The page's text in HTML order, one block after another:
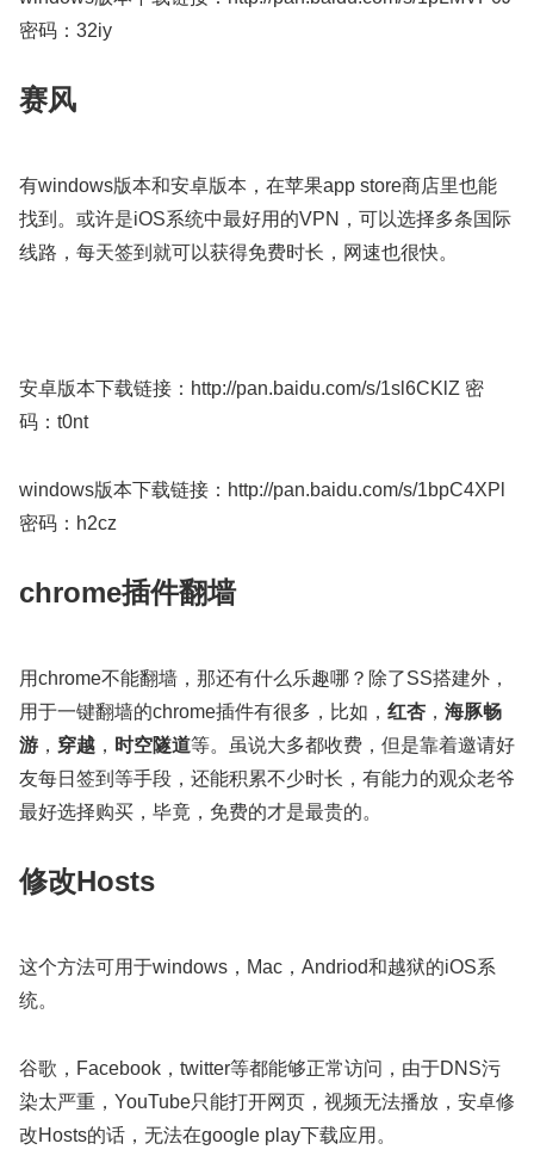
密码：32iy
赛风
有windows版本和安卓版本，在苹果app store商店里也能
找到。或许是iOS系统中最好用的VPN，可以选择多条国际
线路，每天签到就可以获得免费时长，网速也很快。
安卓版本下载链接：http://pan.baidu.com/s/1sl6CKlZ 密
码：t0nt
windows版本下载链接：http://pan.baidu.com/s/1bpC4XPl
密码：h2cz
chrome插件翻墙
用chrome不能翻墙，那还有什么乐趣哪？除了SS搭建外，
用于一键翻墙的chrome插件有很多，比如， 红杏 ， 海豚畅
游 ， 穿越 ， 时空隧道等。虽说大多都收费，但是靠着邀请好
友每日签到等手段，还能积累不少时长，有能力的观众老爷
最好选择购买，毕竟，免费的才是最贵的。
修改Hosts
这个方法可用于windows，Mac，Andriod和越狱的iOS系
统。
谷歌，Facebook，twitter等都能够正常访问，由于DNS污
染太严重，YouTube只能打开网页，视频无法播放，安卓修
改Hosts的话，无法在google play下载应用。